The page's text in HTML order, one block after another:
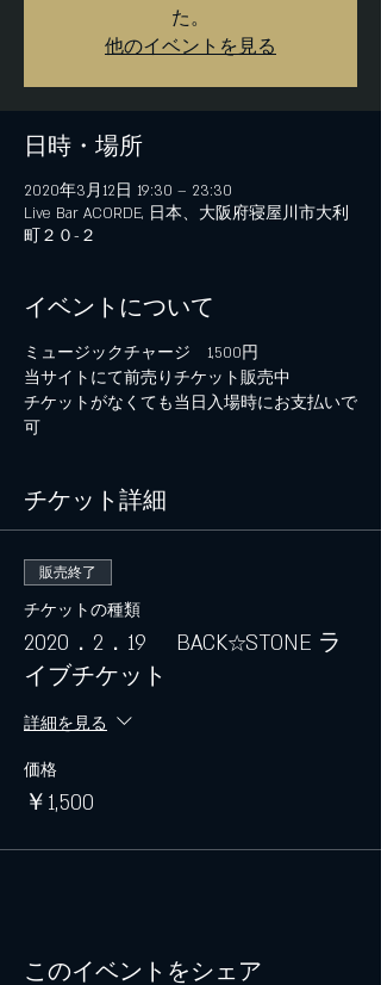
た。
他のイベントを見る
日時・場所
2020年3月12日 19:30 – 23:30
Live Bar ACORDE, 日本、大阪府寝屋川市大利
町２０−２
イベントについて
ミュージックチャージ　1,500円
当サイトにて前売りチケット販売中
チケットがなくても当日入場時にお支払いで
可
チケット詳細
販売終了
チケットの種類
2020．2．19 BACK☆STONE ラ
イブチケット
詳細を見る
価格
￥1,500
このイベントをシェア